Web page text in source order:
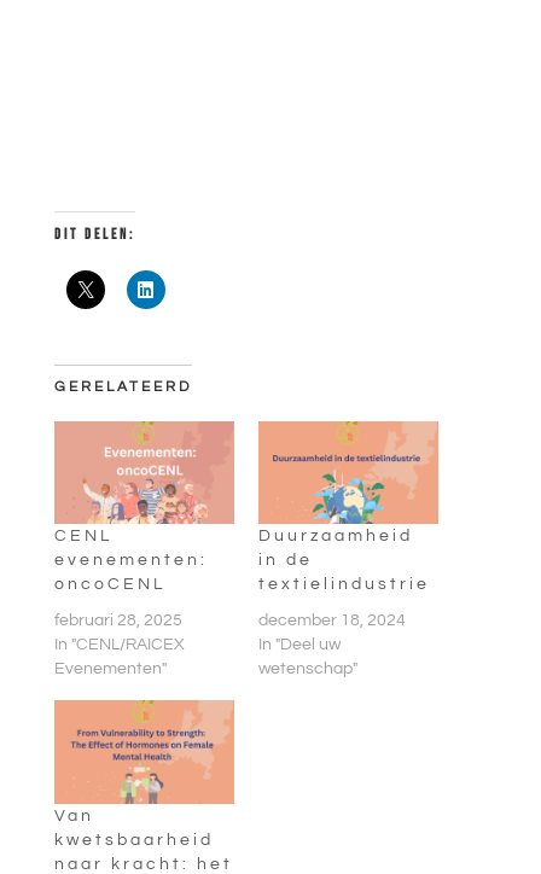
DIT DELEN:
GERELATEERD
CENL
evenementen:
oncoCENL
februari 28, 2025
In "CENL/RAICEX
Evenementen"
Duurzaamheid
in de
textielindustrie
december 18, 2024
In "Deel uw
wetenschap"
Van
kwetsbaarheid
naar kracht: het